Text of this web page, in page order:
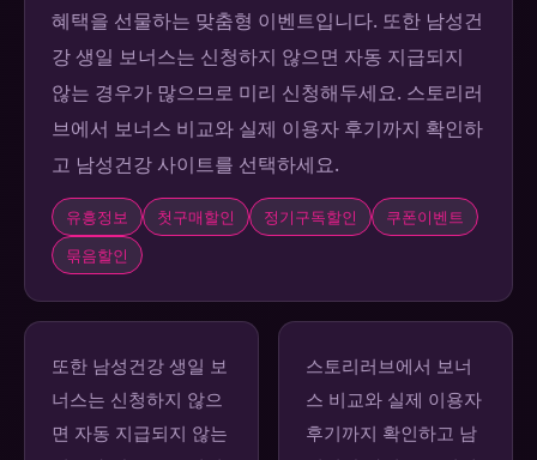
혜택을 선물하는 맞춤형 이벤트입니다. 또한 남성건
강 생일 보너스는 신청하지 않으면 자동 지급되지
않는 경우가 많으므로 미리 신청해두세요. 스토리러
브에서 보너스 비교와 실제 이용자 후기까지 확인하
고 남성건강 사이트를 선택하세요.
유흥정보 첫구매할인 정기구독할인
쿠폰이벤트
묶음할인
또한 남성건강 생일 보
너스는 신청하지 않으
면 자동 지급되지 않는
스토리러브에서 보너
스 비교와 실제 이용자
후기까지 확인하고 남